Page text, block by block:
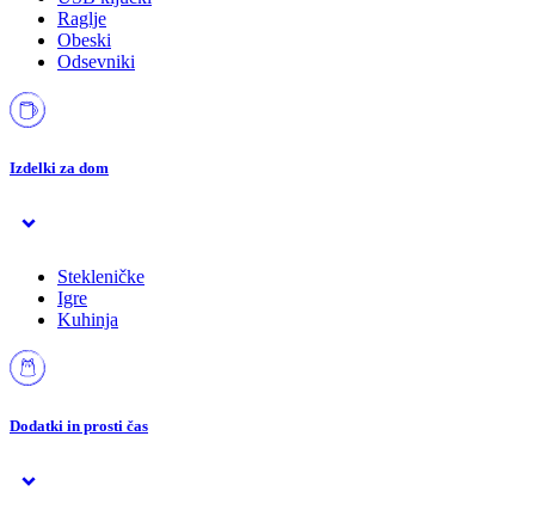
Raglje
Obeski
Odsevniki
Izdelki za dom
Stekleničke
Igre
Kuhinja
Dodatki in prosti čas